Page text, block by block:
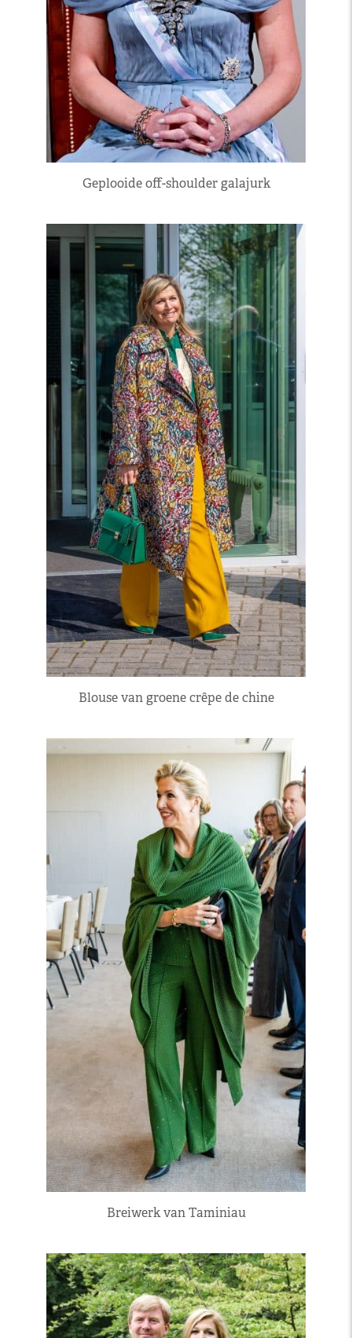
Geplooide off-shoulder galajurk
Blouse van groene crêpe de chine
Breiwerk van Taminiau